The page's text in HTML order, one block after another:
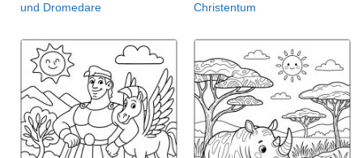
und Dromedare
Christentum